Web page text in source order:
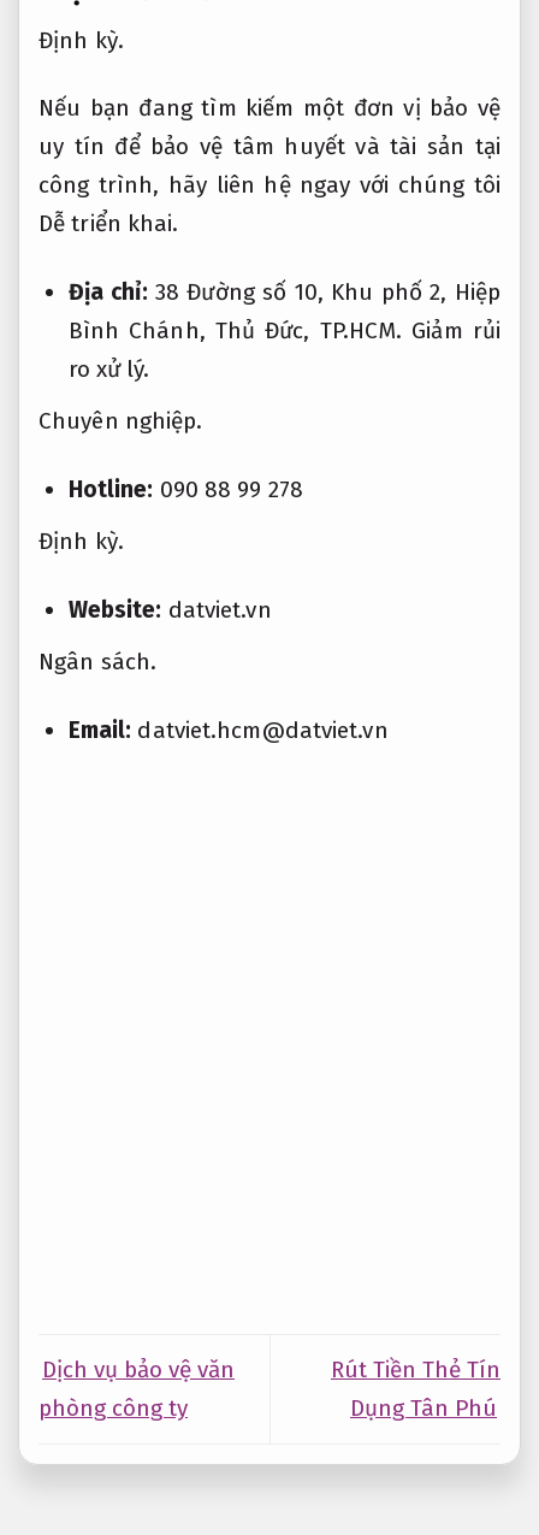
Định kỳ.
Nếu bạn đang tìm kiếm một đơn vị bảo vệ
uy tín để bảo vệ tâm huyết và tài sản tại
công trình, hãy liên hệ ngay với chúng tôi
Dễ triển khai.
Địa chỉ: 38 Đường số 10, Khu phố 2, Hiệp
Bình Chánh, Thủ Đức, TP.HCM. Giảm rủi
ro xử lý.
Chuyên nghiệp.
Hotline: 090 88 99 278
Định kỳ.
Website: datviet.vn
Ngân sách.
Email: datviet.hcm@datviet.vn
Dịch vụ bảo vệ văn
phòng công ty
Rút Tiền Thẻ Tín
Dụng Tân Phú